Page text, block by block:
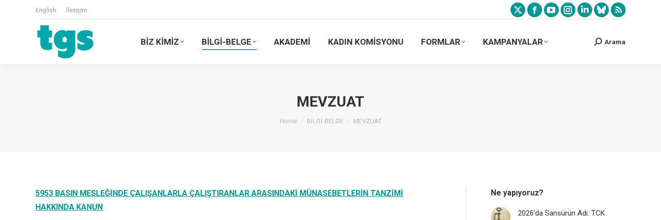
English İletişim
BİZ KİMİZ BİLGİ-BELGE AKADEMİ KADIN KOMİSYONU FORMLAR KAMPANYALAR Arama
MEVZUAT
You are here:
Home BİLGİ-BELGE MEVZUAT
5953 BASIN MESLEĞİNDE ÇALIŞANLARLA ÇALIŞTIRANLAR ARASINDAKİ MÜNASEBETLERİN TANZİMİ
HAKKINDA KANUN
Ne yapıyoruz?
2026’da Sansürün Adı: TCK